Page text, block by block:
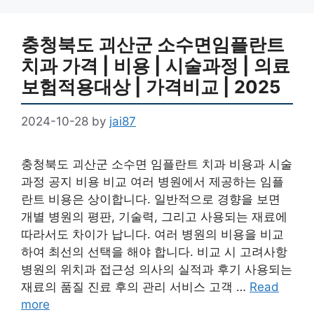
충청북도 괴산군 소수면임플란트
치과 가격 | 비용 | 시술과정 | 의료
보험적용대상 | 가격비교 | 2025
2024-10-28 by jai87
충청북도 괴산군 소수면 임플란트 치과 비용과 시술
과정 공지 비용 비교 여러 병원에서 제공하는 임플
란트 비용은 상이합니다. 일반적으로 경향을 보면
개별 병원의 평판, 기술력, 그리고 사용되는 재료에
따라서도 차이가 납니다. 여러 병원의 비용을 비교
하여 최선의 선택을 해야 합니다. 비교 시 고려사항
병원의 위치과 접근성 의사의 실적과 후기 사용되는
재료의 품질 진료 후의 관리 서비스 고객 … Read
more